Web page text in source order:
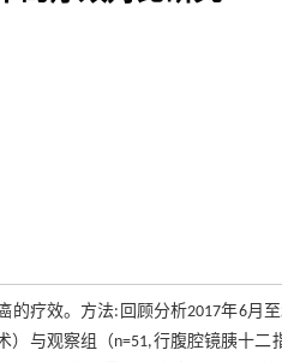
疗效。方法:回顾分析2017年6月
）与观察组（n=51,行腹腔镜胰十